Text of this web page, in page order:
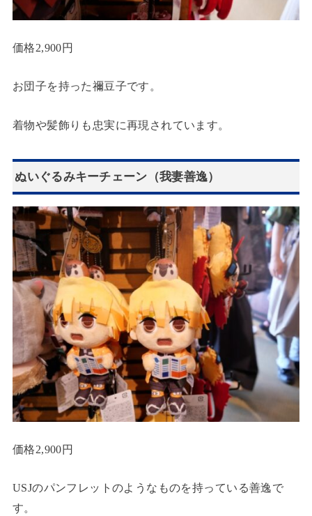
価格2,900円
お団子を持った禰豆子です。
着物や髪飾りも忠実に再現されています。
ぬいぐるみキーチェーン（我妻善逸）
価格2,900円
USJのパンフレットのようなものを持っている善逸で
す。